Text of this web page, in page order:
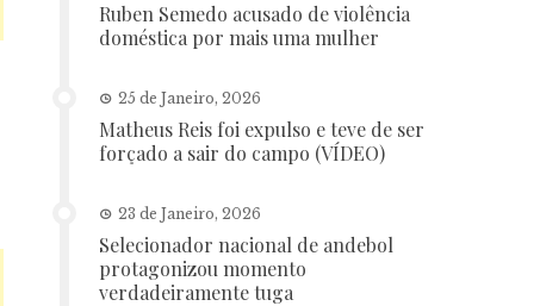
Ruben Semedo acusado de violência
doméstica por mais uma mulher
25 de Janeiro, 2026
Matheus Reis foi expulso e teve de ser
forçado a sair do campo (VÍDEO)
23 de Janeiro, 2026
Selecionador nacional de andebol
protagonizou momento
verdadeiramente tuga